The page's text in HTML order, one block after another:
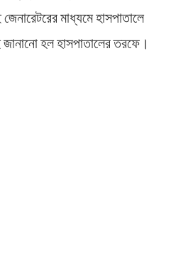
মাধ্যমে হাসপাতালে
জানানো হল হাসপাতালের তরফে।